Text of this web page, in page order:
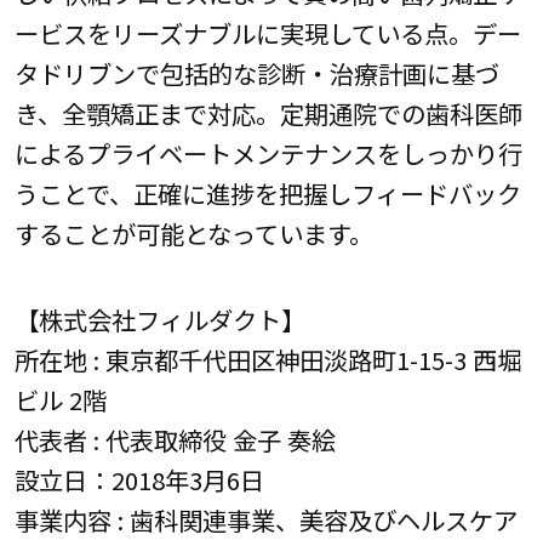
ービスをリーズナブルに実現している点。デー
タドリブンで包括的な診断・治療計画に基づ
き、全顎矯正まで対応。定期通院での歯科医師
によるプライベートメンテナンスをしっかり行
うことで、正確に進捗を把握しフィードバック
することが可能となっています。
【株式会社フィルダクト】
所在地 : 東京都千代田区神田淡路町1-15-3 西堀
ビル 2階
代表者 : 代表取締役 金子 奏絵
設立日：2018年3月6日
事業内容 : 歯科関連事業、美容及びヘルスケア